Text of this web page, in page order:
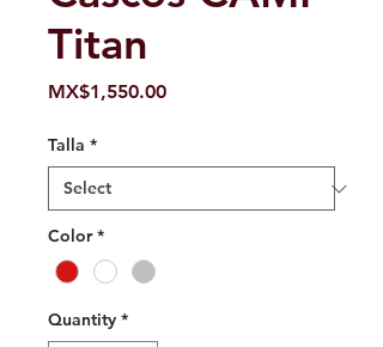
Titan
MX$1,550.00Price
Talla *
Color *
Quantity *